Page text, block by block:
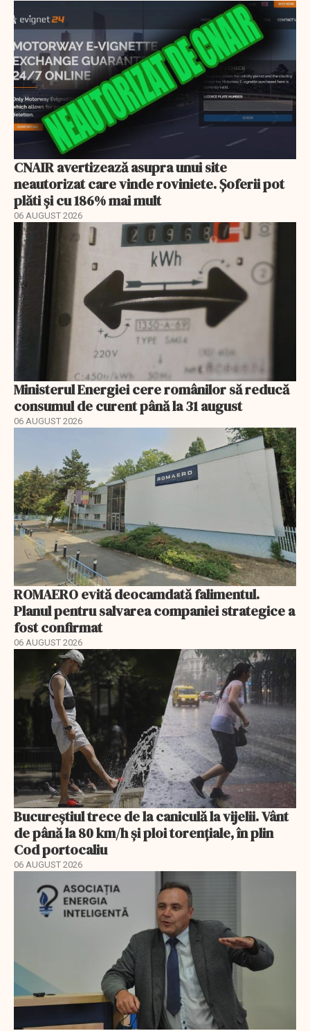
CNAIR avertizează asupra unui site
neautorizat care vinde roviniete. Șoferii pot
plăti și cu 186% mai mult
06 AUGUST 2026
Ministerul Energiei cere românilor să reducă
consumul de curent până la 31 august
06 AUGUST 2026
ROMAERO evită deocamdată falimentul.
Planul pentru salvarea companiei strategice a
fost confirmat
06 AUGUST 2026
Bucureștiul trece de la caniculă la vijelii. Vânt
de până la 80 km/h și ploi torențiale, în plin
Cod portocaliu
06 AUGUST 2026